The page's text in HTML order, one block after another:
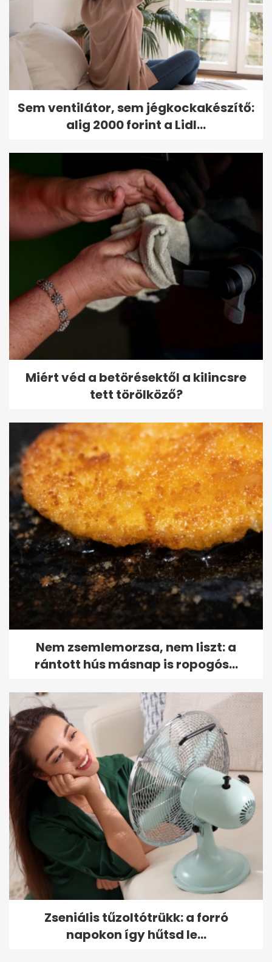
Sem ventilátor, sem jégkockakészítő:
alig 2000 forint a Lidl...
Miért véd a betörésektől a kilincsre
tett törölköző?
Nem zsemlemorzsa, nem liszt: a
rántott hús másnap is ropogós...
Zseniális tűzoltótrükk: a forró
napokon így hűtsd le...